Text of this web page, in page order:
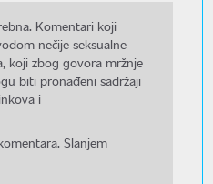
Komentari koji
nečije seksualne
koji zbog govora mržnje
biti pronađeni sadržaji
i
Slanjem